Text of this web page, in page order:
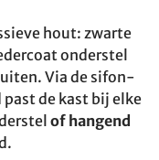
hout: zwarte
onderstel
Via de sifon-
de kast bij elke
of hangend